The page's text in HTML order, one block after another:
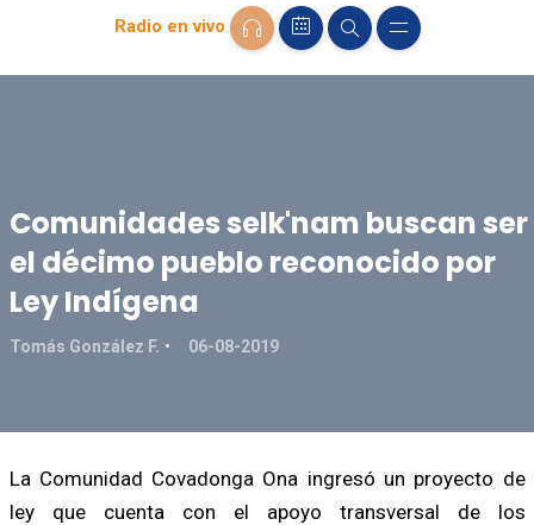
Radio en vivo
Comunidades selk'nam buscan ser
el décimo pueblo reconocido por
Ley Indígena
Tomás González F. 06-08-2019
La Comunidad Covadonga Ona ingresó un proyecto de
ley que cuenta con el apoyo transversal de los